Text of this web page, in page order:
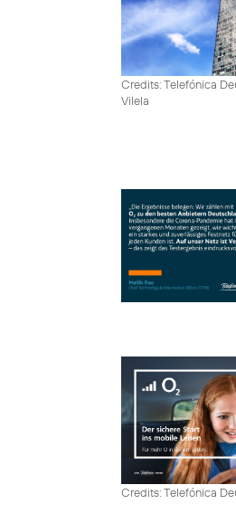
Credits: Telefónica
Vilela
Credits: Telefónica